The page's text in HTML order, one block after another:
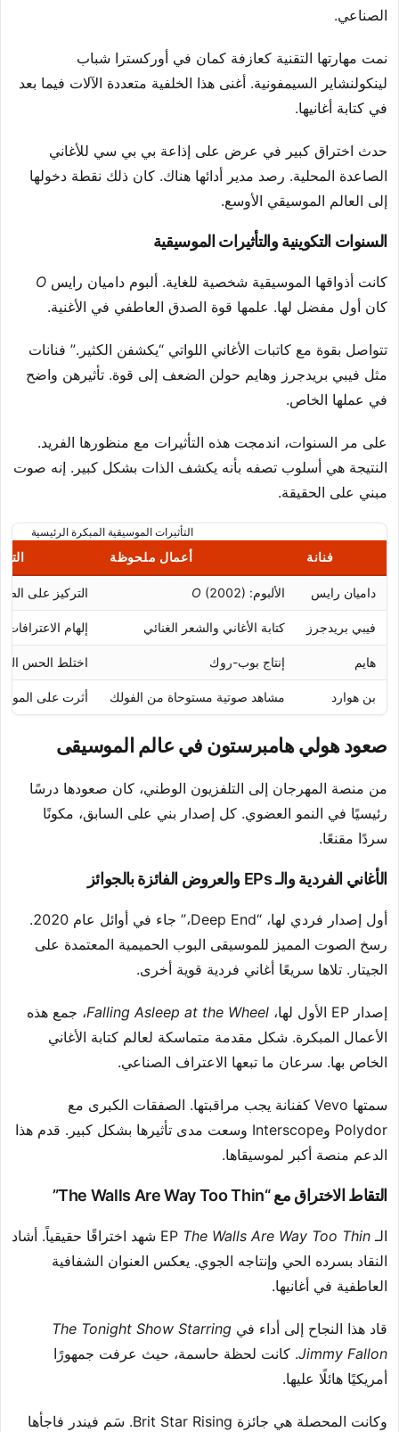
الصناعي.
نمت مهارتها التقنية كعازفة كمان في أوركسترا شباب
لينكولنشاير السيمفونية. أغنى هذا الخلفية متعددة الآلات فيما بعد
في كتابة أغانيها.
حدث اختراق كبير في عرض على إذاعة بي بي سي للأغاني
الصاعدة المحلية. رصد مدير أدائها هناك. كان ذلك نقطة دخولها
إلى العالم الموسيقي الأوسع.
السنوات التكوينية والتأثيرات الموسيقية
كانت أذواقها الموسيقية شخصية للغاية. ألبوم داميان رايس O
كان أول مفضل لها. علمها قوة الصدق العاطفي في الأغنية.
تتواصل بقوة مع كاتبات الأغاني اللواتي “يكشفن الكثير.” فنانات
مثل فيبي بريدجرز وهايم حولن الضعف إلى قوة. تأثيرهن واضح
في عملها الخاص.
على مر السنوات، اندمجت هذه التأثيرات مع منظورها الفريد.
النتيجة هي أسلوب تصفه بأنه يكشف الذات بشكل كبير. إنه صوت
مبني على الحقيقة.
التأثيرات الموسيقية المبكرة الرئيسية
فنانة أعمال ملحوظة
داميان رايس الألبوم: O (2002) التركيز على
فيبي بريدجرز كتابة الأغاني والشعر الغنائي إلهام
هايم إنتاج بوب-روك اختلط الحس
بن هوارد مشاهد صوتية مستوحاة من الفولك أثرت على
صعود هولي هامبرستون في عالم الموسيقى
من منصة المهرجان إلى التلفزيون الوطني، كان صعودها درسًا
رئيسيًا في النمو العضوي. كل إصدار بني على السابق، مكونًا
سردًا مقنعًا.
الأغاني الفردية والـ EPs والعروض الفائزة بالجوائز
أول إصدار فردي لها، “Deep End،” جاء في أوائل عام 2020.
رسخ الصوت المميز للموسيقى البوب الحميمية المعتمدة على
الجيتار. تلاها سريعًا أغاني فردية قوية أخرى.
إصدار EP الأول لها، Falling Asleep at the Wheel، جمع هذه
الأعمال المبكرة. شكل مقدمة متماسكة لعالم كتابة الأغاني
الخاص بها. سرعان ما تبعها الاعتراف الصناعي.
سمتها Vevo كفنانة يجب مراقبتها. الصفقات الكبرى مع
Polydor وInterscope وسعت مدى تأثيرها بشكل كبير. قدم هذا
الدعم منصة أكبر لموسيقاها.
التقاط الاختراق مع “The Walls Are Way Too Thin”
الـ EP The Walls Are Way Too Thin
شهد اختراقًا حقيقياً. أشاد
النقاد بسرده الحي وإنتاجه الجوي. يعكس العنوان الشفافية
العاطفية في أغانيها.
قاد هذا النجاح إلى أداء في The Tonight Show Starring
Jimmy Fallon. كانت لحظة حاسمة، حيث عرفت جمهورًا
أمريكيًا هائلًا عليها.
وكانت المحصلة هي جائزة Brit Star Rising. سَم فيندر فاجأها